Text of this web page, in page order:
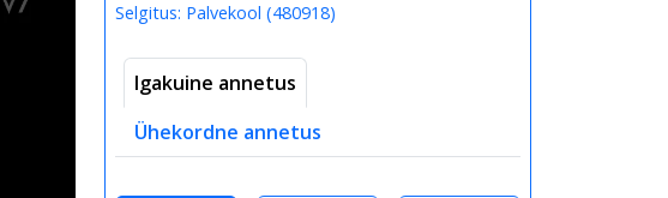
Selgitus: Palvekool (480918)
Igakuine annetus
Ühekordne annetus